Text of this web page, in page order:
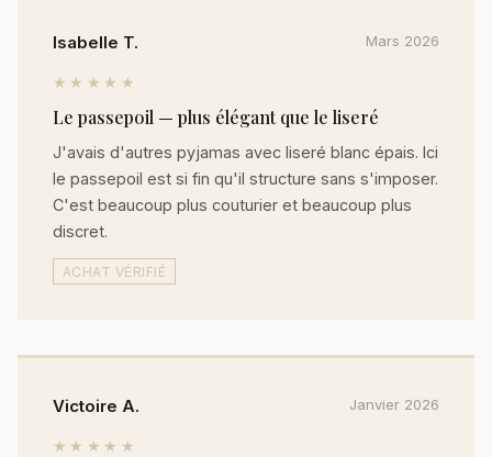
Isabelle T. Mars 2026
★★★★★
Le passepoil — plus élégant que le liseré
J'avais d'autres pyjamas avec liseré blanc épais. Ici
le passepoil est si fin qu'il structure sans s'imposer.
C'est beaucoup plus couturier et beaucoup plus
discret.
ACHAT VÉRIFIÉ
Victoire A. Janvier 2026
★★★★★